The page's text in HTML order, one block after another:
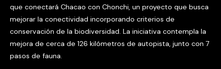
que conectará Chacao con Chonchi, un proyecto que busca
mejorar la conectividad incorporando criterios de
conservación de la biodiversidad. La iniciativa contempla la
mejora de cerca de 126 kilómetros de autopista, junto con 7
pasos de fauna.